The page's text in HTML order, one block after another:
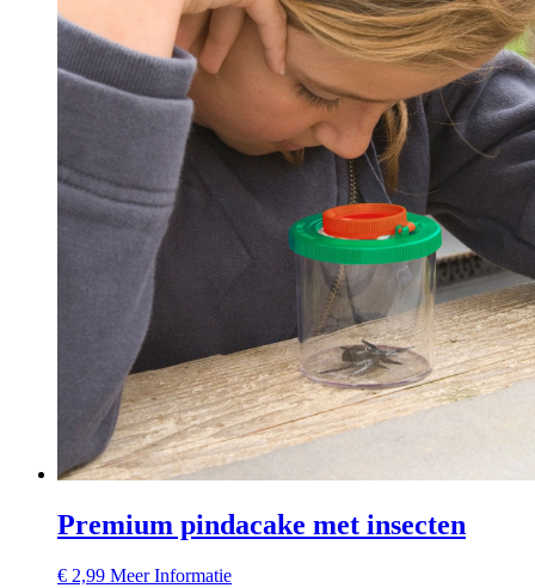
Premium pindacake met insecten
€ 2,99 Meer Informatie